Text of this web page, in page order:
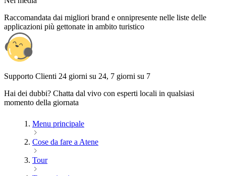
Raccomandata dai migliori brand e onnipresente nelle liste delle
applicazioni più gettonate in ambito turistico
Supporto Clienti 24 giorni su 24, 7 giorni su 7
Hai dei dubbi? Chatta dal vivo con esperti locali in qualsiasi
momento della giornata
Menu principale
Cose da fare a Atene
Tour